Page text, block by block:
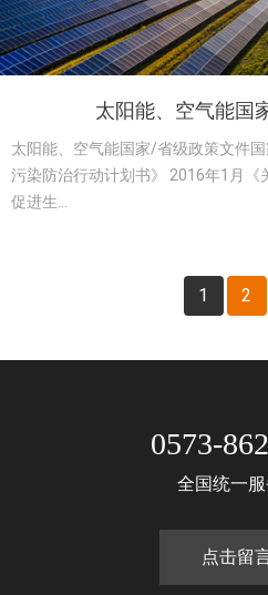
太阳能、空气能国
太阳能、空气能国家/省级政策文件
污染防治行动计划书》 2016年1月
促进生...
1 2
0573-
全国统一
点击留